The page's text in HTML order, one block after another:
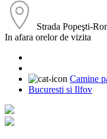
Strada Popeşti-
In afara orelor de vizita
Camine
Bucuresti si Ilfov